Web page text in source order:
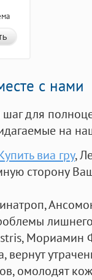
с нами
для
на
виа гру,
сторону
Мориамин
вернут
омолодят